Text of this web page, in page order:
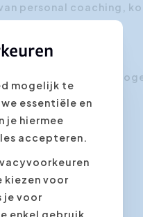
personal coaching,
opleiding of training.
brengt u op een
mogelijk te
essentiële en
je hiermee
accepteren.
kiezen voor
je voor
enkel gebruik